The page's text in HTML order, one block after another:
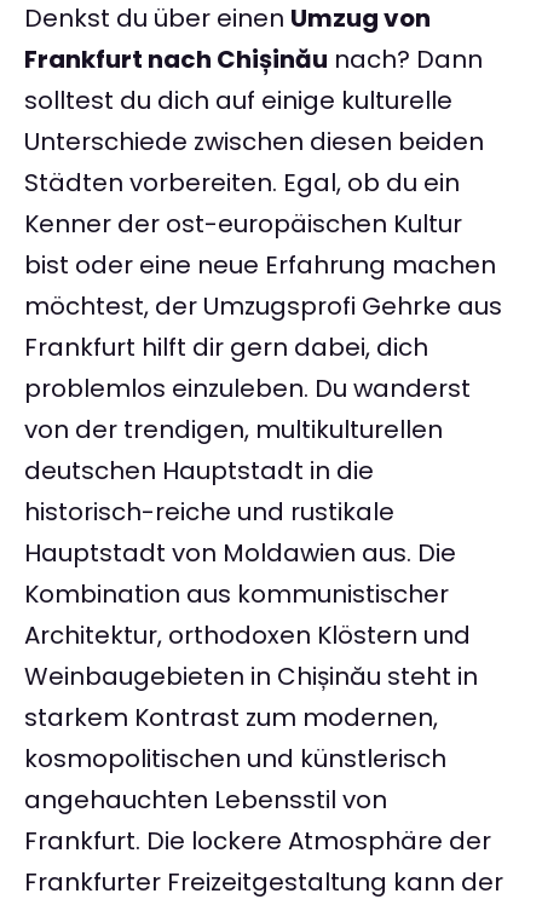
Denkst du über einen Umzug von
Frankfurt nach Chișinău nach? Dann
solltest du dich auf einige kulturelle
Unterschiede zwischen diesen beiden
Städten vorbereiten. Egal, ob du ein
Kenner der ost-europäischen Kultur
bist oder eine neue Erfahrung machen
möchtest, der Umzugsprofi Gehrke aus
Frankfurt hilft dir gern dabei, dich
problemlos einzuleben. Du wanderst
von der trendigen, multikulturellen
deutschen Hauptstadt in die
historisch-reiche und rustikale
Hauptstadt von Moldawien aus. Die
Kombination aus kommunistischer
Architektur, orthodoxen Klöstern und
Weinbaugebieten in Chișinău steht in
starkem Kontrast zum modernen,
kosmopolitischen und künstlerisch
angehauchten Lebensstil von
Frankfurt. Die lockere Atmosphäre der
Frankfurter Freizeitgestaltung kann der